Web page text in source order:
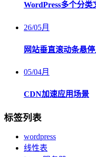
WordPress多个分
26/05月
网站垂直滚动条悬
05/04月
CDN加速应用场景
标签列表
wordpress
线性表